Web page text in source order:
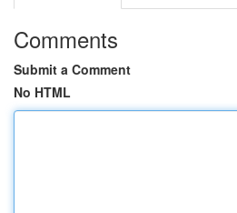
Comments
Submit a Comment
No HTML